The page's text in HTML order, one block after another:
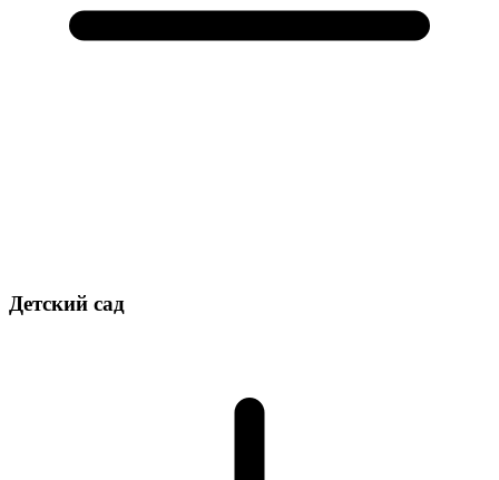
Детский сад